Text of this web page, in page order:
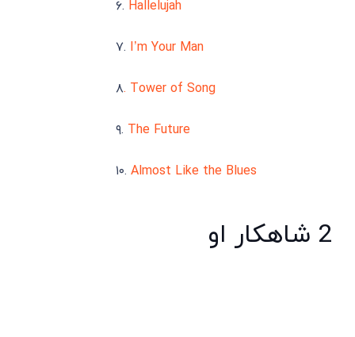
۶. Hallelujah
۷. I’m Your Man
۸. Tower of Song
۹. The Future
۱۰. Almost Like the Blues
2 شاهکار او